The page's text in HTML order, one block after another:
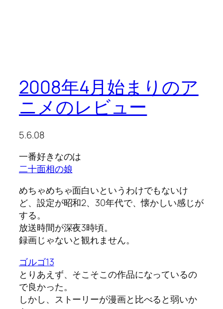
2008年4月始まりのア
ニメのレビュー
5.6.08
一番好きなのは
二十面相の娘
めちゃめちゃ面白いというわけでもないけ
ど、設定が昭和2、30年代で、懐かしい感じが
する。
放送時間が深夜3時頃。
録画じゃないと観れません。
ゴルゴ13
とりあえず、そこそこの作品になっているの
で良かった。
しかし、ストーリーが漫画と比べると弱いか